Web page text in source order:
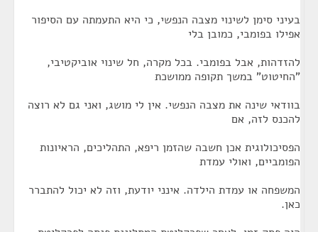
בעיני סימן לשינוי מצבה הנפשי, כי היא התעמתה עם הסיפור
אפילו בפומבי, כמובן בלי
להזדהות, אבל בפומבי. בכל מקרה, חל שינוי אוביקטיבי,
"החיטוט" במשך תקופה ממושכת
בוודאי שינה את מצבה הנפשי. אין לי מושג, ואני גם לא רוצה
להכנס לזה, אם
הפסיכולוגית אכן חשבה שהזמן ריפא, התהליכים, הראיונות
הפומביים, ואולי עמדת
המשפחה או עמדת הילדה. אינני יודעת, וזה לא יכול להתברר
כאן.